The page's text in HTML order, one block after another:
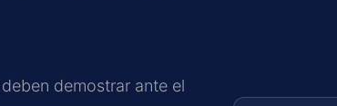
demostrar ante el